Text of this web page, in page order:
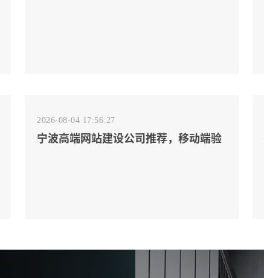
2026-08-04 17:56:27
宁波高端网站建设公司推荐，移动端验